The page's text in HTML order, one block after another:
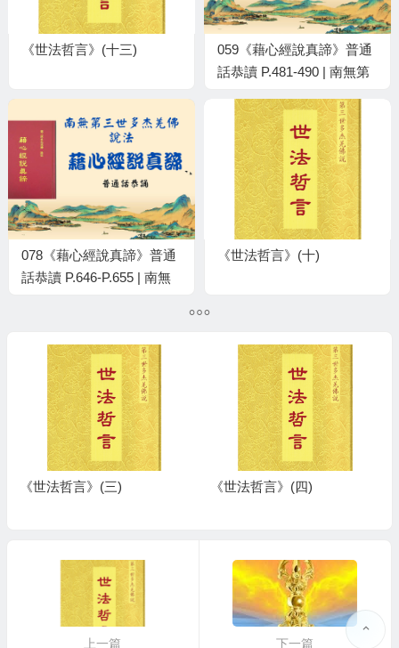
《世法哲言》(十三)
059《藉心經說真諦》普通
話恭讀 P.481-490 | 南無第
078《藉心經說真諦》普通
話恭讀 P.646-P.655 | 南無
《世法哲言》(十)
《世法哲言》(三) 《世法哲言》(四)
上一篇 下一篇